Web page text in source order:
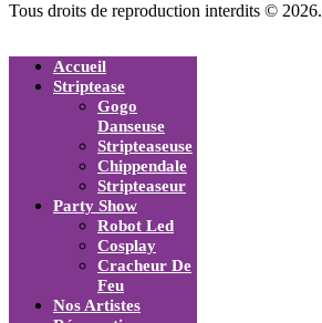
Tous droits de reproduction interdits © 2026.
Accueil
Striptease
Gogo
Danseuse
Stripteaseuse
Chippendale
Stripteaseur
Party Show
Robot Led
Cosplay
Cracheur De
Feu
Nos Artistes